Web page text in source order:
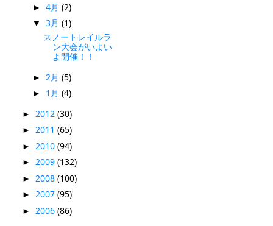
► 4月 (2)
▼ 3月 (1)
スノートレイルラ
ン大会がいよい
よ開催！！
► 2月 (5)
► 1月 (4)
► 2012 (30)
► 2011 (65)
► 2010 (94)
► 2009 (132)
► 2008 (100)
► 2007 (95)
► 2006 (86)